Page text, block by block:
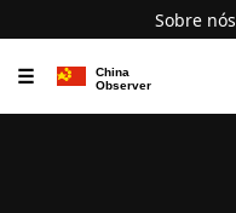
Sobre nós
☰